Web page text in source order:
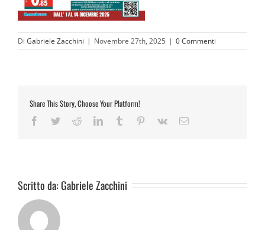
Di Gabriele Zacchini | Novembre 27th, 2025 | 0 Commenti
Share This Story, Choose Your Platform!
Facebook
TwitterRedditLinkedInTumblr Pinterest
Vk Email
Scritto da:Gabriele Zacchini